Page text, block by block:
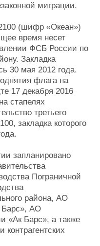
миграции.
(шифр «Океан»)
время несет
ФСБ России по
Закладка
30 мая 2012 года.
флага на
17 декабря 2016
стапелях
третьего
закладка которого
запланировано
Пограничной
района, АО
Барс», АО
«Ак Барс», а также
контрагентских